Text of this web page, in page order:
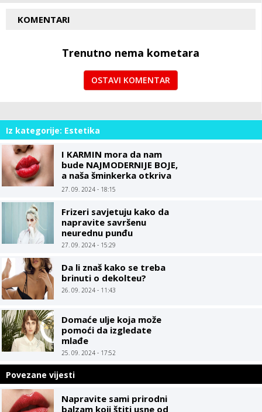
KOMENTARI
Trenutno nema kometara
OSTAVI KOMENTAR
Iz kategorije: Estetika
I KARMIN mora da nam
bude NAJMODERNIJE BOJE,
a naša šminkerka otkriva
TRIK kako da vam usne
27. 09. 2024 - 18:15
Frizeri savjetuju kako da
napravite savršenu
neurednu punđu
27. 09. 2024 - 15:29
Da li znaš kako se treba
brinuti o dekolteu?
26. 09. 2024 - 11:43
Domaće ulje koja može
pomoći da izgledate
mlađe
25. 09. 2024 - 17:52
Povezane vijesti
Napravite sami prirodni
balzam koji štiti usne od